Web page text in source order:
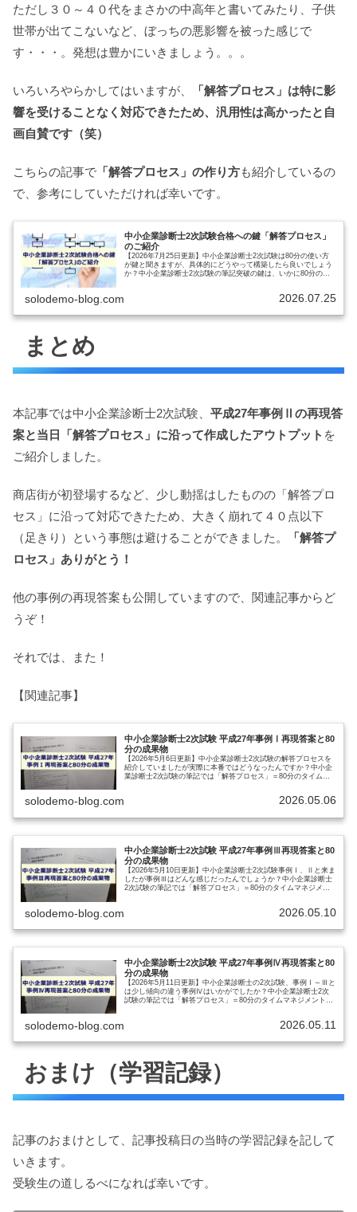
ただし３０～４０代をまさかの中高年と書いてみたり、子供
世帯が出てこないなど、ぼっちの悪影響を被った感じで
す・・・。発想は豊かにいきましょう。。。
いろいろやらかしてはいますが、
「解答プロセス」は特に影
響を受けることなく対応できたため、汎用性は高かったと自
画自賛です（笑）
こちらの記事で 「解答プロセス」の作り方も紹介しているの
で、参考にしていただければ幸いです。
中小企業診断士2次試験合格への鍵「解答プロセス」
のご紹介
【2026年7月25日更新】中小企業診断士2次試験は80分の使い方
が鍵と聞きますが、具体的にどうやって構築したら良いでしょう
か？中小企業診断士2次試験の筆記突破の鍵は、いかに80分の時
solodemo-blog.com 2026.07.25
まとめ
本記事では中小企業診断士2次試験、 平成27年事例Ⅱの再現答
案と当日「解答プロセス」に沿って作成したアウトプット を
ご紹介しました。
商店街が初登場するなど、少し動揺はしたものの「解答プロ
セス」に沿って対応できたため、大きく崩れて４０点以下
（足きり）という事態は避けることができました。
「解答プ
ロセス」ありがとう！
他の事例の再現答案も公開していますので、関連記事からど
うぞ！
それでは、また！
【関連記事】
中小企業診断士2次試験 平成27年事例Ⅰ再現答案と80
分の成果物
【2026年5月6日更新】中小企業診断士2次試験の解答プロセスを
紹介していましたが実際に本番ではどうなったんですか？中小企
業診断士2次試験の筆記では「解答プロセス」＝80分のタイムマ
solodemo-blog.com 2026.05.06
中小企業診断士2次試験 平成27年事例Ⅲ再現答案と80
分の成果物
【2026年5月10日更新】中小企業診断士2次試験事例Ⅰ、Ⅱと来ま
したが事例Ⅲはどんな感じだったんでしょうか？中小企業診断士
2次試験の筆記では「解答プロセス」＝80分のタイムマネジメン
solodemo-blog.com 2026.05.10
中小企業診断士2次試験 平成27年事例Ⅳ再現答案と80
分の成果物
【2026年5月11日更新】中小企業診断士の2次試験、事例Ⅰ～Ⅲと
は少し傾向の違う事例Ⅳはいかがでしたか？中小企業診断士2次
試験の筆記では「解答プロセス」＝80分のタイムマネジメントが
solodemo-blog.com 2026.05.11
おまけ（学習記録）
記事のおまけとして、記事投稿日の当時の学習記録を記して
いきます。
受験生の道しるべになれば幸いです。